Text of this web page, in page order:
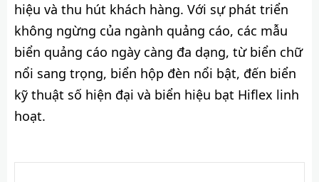
hiệu và thu hút khách hàng. Với sự phát triển
không ngừng của ngành quảng cáo, các mẫu
biển quảng cáo ngày càng đa dạng, từ biển chữ
nổi sang trọng, biển hộp đèn nổi bật, đến biển
kỹ thuật số hiện đại và biển hiệu bạt Hiflex linh
hoạt.